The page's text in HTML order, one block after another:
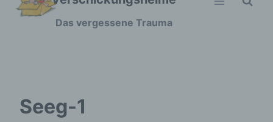
Zum
Das vergessene Trauma
Seeg-1